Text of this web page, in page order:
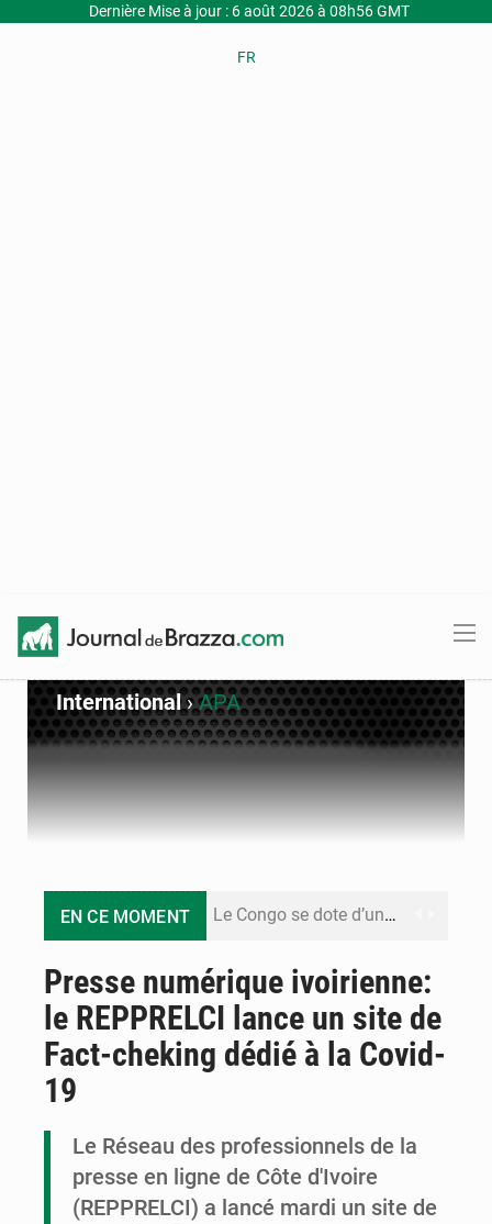
Dernière Mise à jour : 6 août 2026 à 08h56 GMT
FR
International›APA
EN CE MOMENT Le Congo se dote d’un programme national pour valoriser les produits forestiers non ligneux
Cémac : la Commission présente à Denis Sassou N’Guesso sa feuille de route
Assassinat de l’entrepreneur sportif Vally Amisi : le principal suspect arrêté à Brazzaville
Presse numérique ivoirienne:
le REPPRELCI lance un site de
Fact-cheking dédié à la Covid-
19
Le Réseau des professionnels de la
presse en ligne de Côte d'Ivoire
(REPPRELCI) a lancé mardi un site de